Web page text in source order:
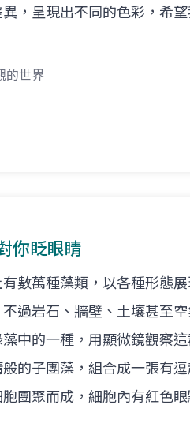
異，呈現出不同的色彩，希
的世界
你眨眼睛
數萬種藻類，以各種形態
過岩石、牆壁、土壤甚至
藻中的一種，用顯微鏡觀察
的子團藻，組合成一張有
胞團聚而成，細胞內有紅色